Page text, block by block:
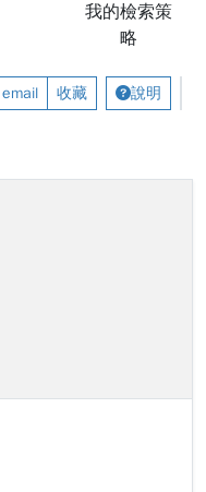
我的檢索策
略
email 收藏 說明